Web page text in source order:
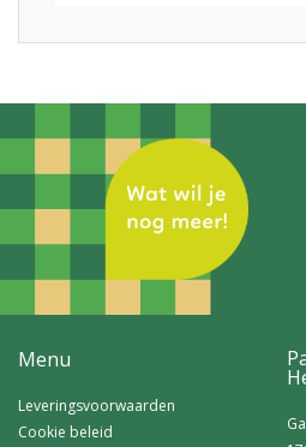
Menu
Leveringsvoorwaarden
Cookie beleid